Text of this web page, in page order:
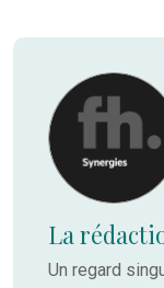
La
Un regard